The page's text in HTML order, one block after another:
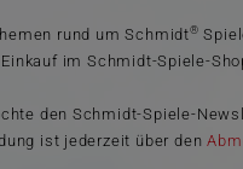
rund um Schmidt®
im Schmidt-Spiele-
den Schmidt-Spiele-
ist jederzeit über den